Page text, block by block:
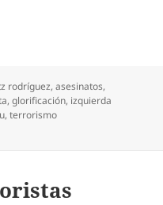
rodríguez,asesinatos,
,glorificación, izquierda
,terrorismo